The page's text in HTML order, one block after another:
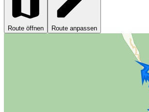
Route öffnen Route anpassen